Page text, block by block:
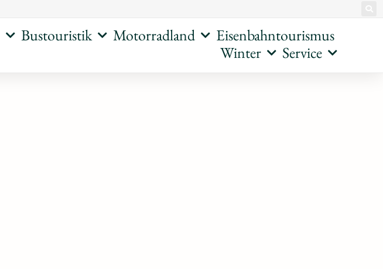
Bustouristik Motorradland
Eisenbahntourismus
Winter
Service